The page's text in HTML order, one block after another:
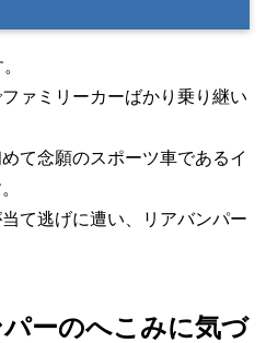
ァミリーカーばかり乗り継い
て念願のスポーツ車であるイ
て逃げに遭い、リアバンパー
ーのへこみに気づ